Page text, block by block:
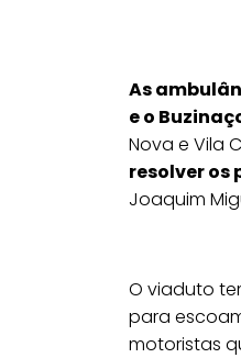
As
e o
Nova e Vila
resolver os
Joaquim
O viaduto
para
motoristas